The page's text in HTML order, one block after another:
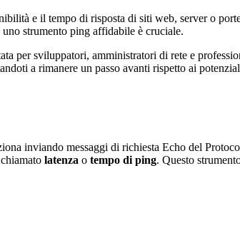
e il tempo di risposta di siti web, server o
strumento ping affidabile è cruciale.
per sviluppatori, amministratori di rete e
a rimanere un passo avanti rispetto ai
inviando messaggi di richiesta Echo del
latenza o tempo di ping. Questo